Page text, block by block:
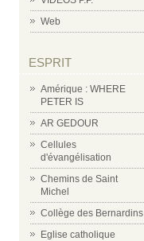
Web
ESPRIT
Amérique : WHERE
PETER IS
AR GEDOUR
Cellules
d'évangélisation
Chemins de Saint
Michel
Collège des Bernardins
Eglise catholique